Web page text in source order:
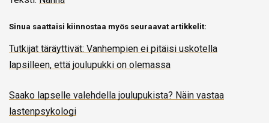
Sinua saattaisi kiinnostaa myös seuraavat artikkelit:
Tutkijat täräyttivät: Vanhempien ei pitäisi uskotella
lapsilleen, että joulupukki on olemassa
Saako lapselle valehdella joulupukista? Näin vastaa
lastenpsykologi